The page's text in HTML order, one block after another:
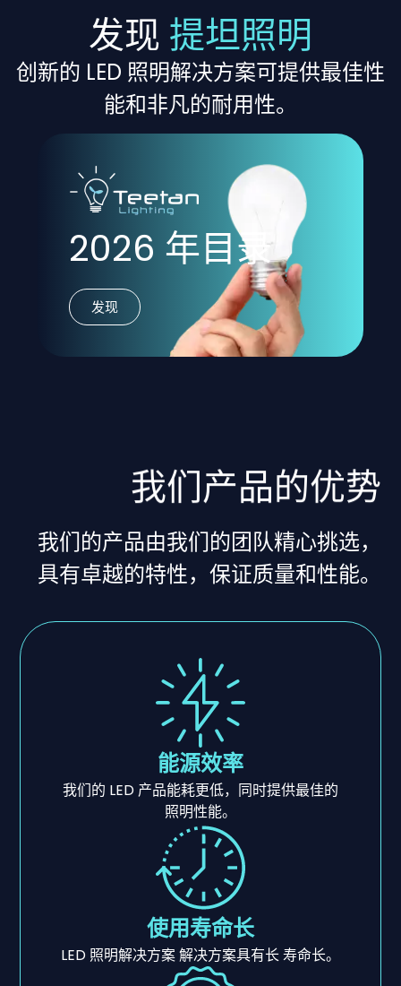
发现 提坦照明
创新的 LED 照明解决方案可提供最佳性
能和非凡的耐用性。
2026 年目录
发现
我们产品的优势
我们的产品由我们的团队精心挑选，
具有卓越的特性，保证质量和性能。
能源效率
我们的 LED 产品能耗更低，同时提供最佳的
照明性能。
使用寿命长
LED 照明解决方案 解决方案具有长 寿命长。